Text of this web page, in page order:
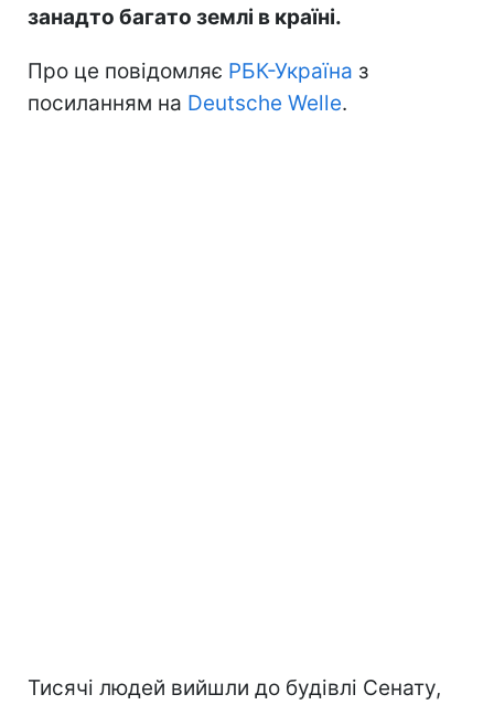
занадто багато землі в країні.
Про це повідомляє РБК-Україна з
посиланням на Deutsche Welle.
Тисячі людей вийшли до будівлі Сенату,